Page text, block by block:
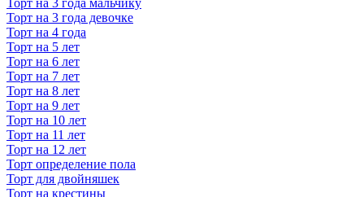
Торт на 3 года мальчику
Торт на 3 года девочке
Торт на 4 года
Торт на 5 лет
Торт на 6 лет
Торт на 7 лет
Торт на 8 лет
Торт на 9 лет
Торт на 10 лет
Торт на 11 лет
Торт на 12 лет
Торт определение пола
Торт для двойняшек
Торт на крестины